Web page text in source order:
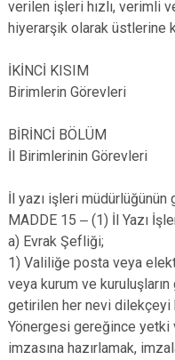
verilen işleri hızlı, verimli
hiyerarşik olarak üstlerine
İKİNCİ KISIM
Birimlerin Görevleri
BİRİNCİ BÖLÜM
İl Birimlerinin Görevleri
İl yazı işleri müdürlüğünün
MADDE 15 ‒ (1) İl Yazı
a) Evrak Şefliği;
1) Valiliğe posta veya
veya kurum ve kuruluşların
getirilen her nevi
Yönergesi gereğince
imzasına hazırlamak,